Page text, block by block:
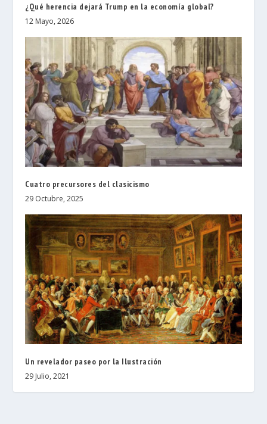
¿Qué herencia dejará Trump en la economía global?
12 Mayo, 2026
Cuatro precursores del clasicismo
29 Octubre, 2025
Un revelador paseo por la Ilustración
29 Julio, 2021